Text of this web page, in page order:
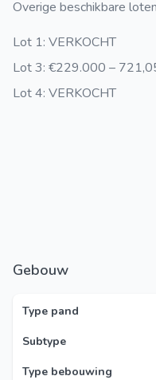
Overige beschikbare
Lot 1: VERKOCHT
Lot 3: €229.000 –
Lot 4: VERKOCHT
Gebouw
Type pand
Subtype
Type bebouwing